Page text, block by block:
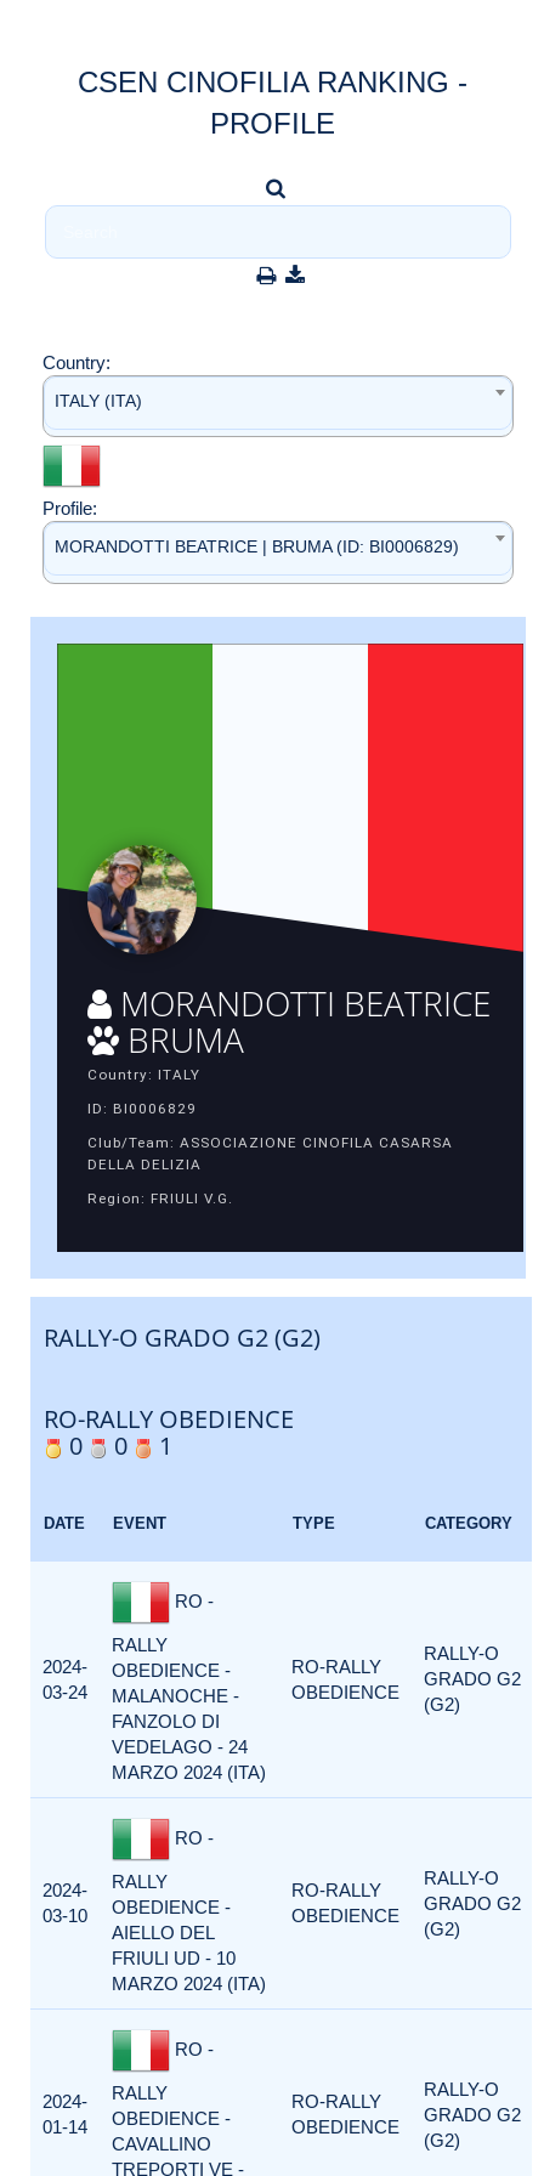
CSEN CINOFILIA RANKING -
PROFILE
Country:
ITALY (ITA)
Profile:
MORANDOTTI BEATRICE | BRUMA (ID: BI0006829)
MORANDOTTI BEATRICE
BRUMA
Country: ITALY
ID: BI0006829
Club/Team: ASSOCIAZIONE CINOFILA CASARSA
DELLA DELIZIA
Region: FRIULI V.G.
RALLY-O GRADO G2 (G2)
RO-RALLY OBEDIENCE
0
0 1
DATE EVENT TYPE CATEGORY
2024-
03-24
RO -
RALLY
OBEDIENCE -
MALANOCHE -
FANZOLO DI
VEDELAGO - 24
MARZO 2024 (ITA)
RO-RALLY
OBEDIENCE
RALLY-O
GRADO G2
(G2)
2024-
03-10
RO -
RALLY
OBEDIENCE -
AIELLO DEL
FRIULI UD - 10
MARZO 2024 (ITA)
RO-RALLY
OBEDIENCE
RALLY-O
GRADO G2
(G2)
2024-
01-14
RO -
RALLY
OBEDIENCE -
CAVALLINO
TREPORTI VE -
RO-RALLY
OBEDIENCE
RALLY-O
GRADO G2
(G2)